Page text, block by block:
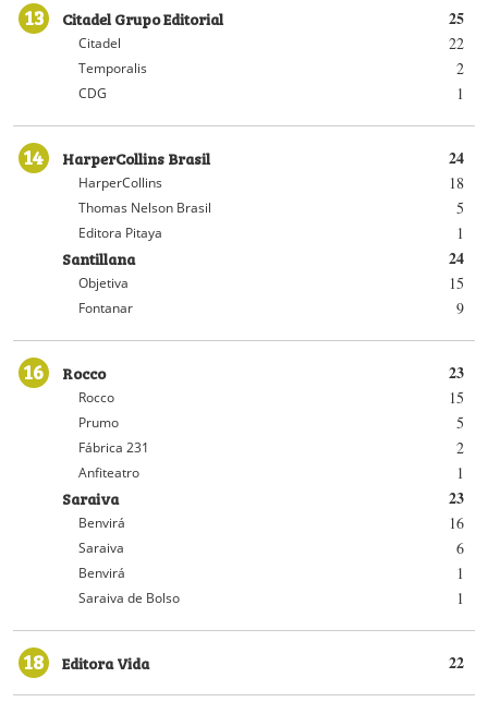
13 25
Citadel Grupo Editorial
22
Citadel
2
Temporalis
1
CDG
14 24
HarperCollins Brasil
18
HarperCollins
5
Thomas Nelson Brasil
1
Editora Pitaya
24
Santillana
15
Objetiva
9
Fontanar
16 23
Rocco
15
Rocco
5
Prumo
2
Fábrica 231
1
Anfiteatro
23
Saraiva
16
Benvirá
6
Saraiva
1
Benvirá
1
Saraiva de Bolso
18 22
Editora Vida